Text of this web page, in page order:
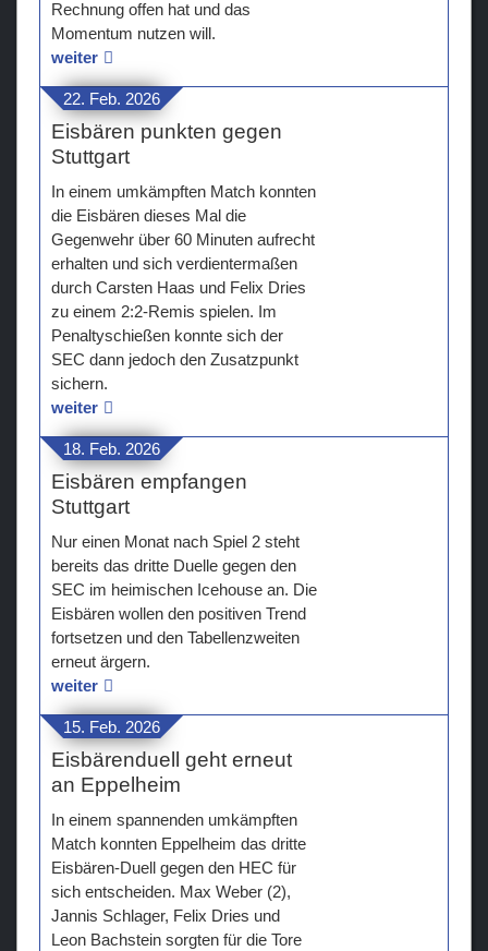
Rechnung offen hat und das
Momentum nutzen will.
weiter
22. Feb. 2026
Eisbären punkten gegen
Stuttgart
In einem umkämpften Match konnten
die Eisbären dieses Mal die
Gegenwehr über 60 Minuten aufrecht
erhalten und sich verdientermaßen
durch Carsten Haas und Felix Dries
zu einem 2:2-Remis spielen. Im
Penaltyschießen konnte sich der
SEC dann jedoch den Zusatzpunkt
sichern.
weiter
18. Feb. 2026
Eisbären empfangen
Stuttgart
Nur einen Monat nach Spiel 2 steht
bereits das dritte Duelle gegen den
SEC im heimischen Icehouse an. Die
Eisbären wollen den positiven Trend
fortsetzen und den Tabellenzweiten
erneut ärgern.
weiter
15. Feb. 2026
Eisbärenduell geht erneut
an Eppelheim
In einem spannenden umkämpften
Match konnten Eppelheim das dritte
Eisbären-Duell gegen den HEC für
sich entscheiden. Max Weber (2),
Jannis Schlager, Felix Dries und
Leon Bachstein sorgten für die Tore